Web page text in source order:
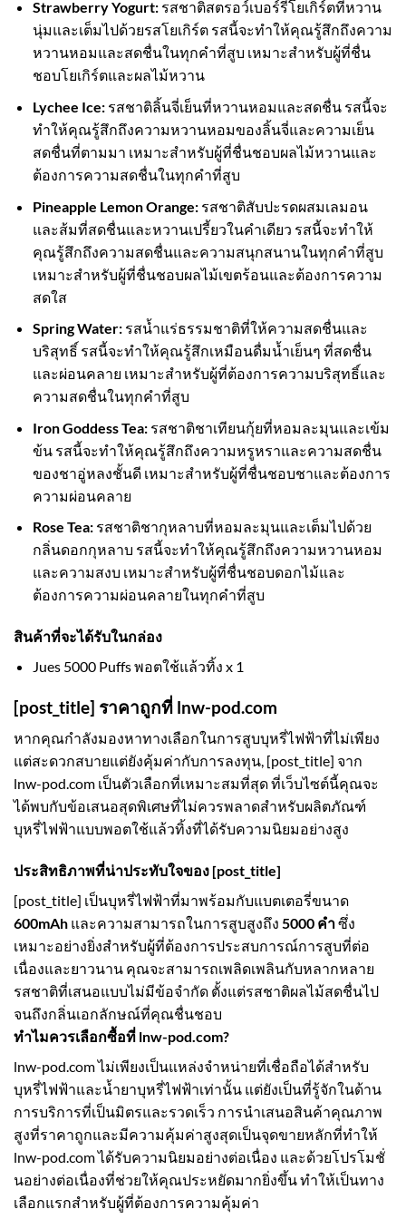
Strawberry Yogurt:รสชาติสตรอว์เบอร์รี่โยเกิร์ตที่หวาน
นุ่มและเต็มไปด้วยรสโยเกิร์ต รสนี้จะทำให้คุณรู้สึกถึงความ
หวานหอมและสดชื่นในทุกคำที่สูบ เหมาะสำหรับผู้ที่ชื่น
ชอบโยเกิร์ตและผลไม้หวาน
Lychee Ice:รสชาติลิ้นจี่เย็นที่หวานหอมและสดชื่น รสนี้จะ
ทำให้คุณรู้สึกถึงความหวานหอมของลิ้นจี่และความเย็น
สดชื่นที่ตามมา เหมาะสำหรับผู้ที่ชื่นชอบผลไม้หวานและ
ต้องการความสดชื่นในทุกคำที่สูบ
Pineapple Lemon Orange:รสชาติสับปะรดผสมเลมอน
และส้มที่สดชื่นและหวานเปรี้ยวในคำเดียว รสนี้จะทำให้
คุณรู้สึกถึงความสดชื่นและความสนุกสนานในทุกคำที่สูบ
เหมาะสำหรับผู้ที่ชื่นชอบผลไม้เขตร้อนและต้องการความ
สดใส
Spring Water:รสน้ำแร่ธรรมชาติที่ให้ความสดชื่นและ
บริสุทธิ์ รสนี้จะทำให้คุณรู้สึกเหมือนดื่มน้ำเย็นๆ ที่สดชื่น
และผ่อนคลาย เหมาะสำหรับผู้ที่ต้องการความบริสุทธิ์และ
ความสดชื่นในทุกคำที่สูบ
Iron Goddess Tea:รสชาติชาเทียนกุ้ยที่หอมละมุนและเข้ม
ข้น รสนี้จะทำให้คุณรู้สึกถึงความหรูหราและความสดชื่น
ของชาอู่หลงชั้นดี เหมาะสำหรับผู้ที่ชื่นชอบชาและต้องการ
ความผ่อนคลาย
Rose Tea:รสชาติชากุหลาบที่หอมละมุนและเต็มไปด้วย
กลิ่นดอกกุหลาบ รสนี้จะทำให้คุณรู้สึกถึงความหวานหอม
และความสงบ เหมาะสำหรับผู้ที่ชื่นชอบดอกไม้และ
ต้องการความผ่อนคลายในทุกคำที่สูบ
สินค้าที่จะได้รับในกล่อง
Jues 5000 Puffs พอตใช้แล้วทิ้ง x 1
[post_title] ราคาถูกที่ lnw-pod.com
หากคุณกำลังมองหาทางเลือกในการสูบบุหรี่ไฟฟ้าที่ไม่เพียง
แต่สะดวกสบายแต่ยังคุ้มค่ากับการลงทุน, [post_title] จาก
lnw-pod.com เป็นตัวเลือกที่เหมาะสมที่สุด ที่เว็บไซต์นี้คุณจะ
ได้พบกับข้อเสนอสุดพิเศษที่ไม่ควรพลาดสำหรับผลิตภัณฑ์
บุหรี่ไฟฟ้าแบบพอตใช้แล้วทิ้งที่ได้รับความนิยมอย่างสูง
ประสิทธิภาพที่น่าประทับใจของ [post_title]
[post_title] เป็นบุหรี่ไฟฟ้าที่มาพร้อมกับแบตเตอรี่ขนาด
600mAh และความสามารถในการสูบสูงถึง 5000 คำซึ่ง
เหมาะอย่างยิ่งสำหรับผู้ที่ต้องการประสบการณ์การสูบที่ต่อ
เนื่องและยาวนาน คุณจะสามารถเพลิดเพลินกับหลากหลาย
รสชาติที่เสนอแบบไม่มีข้อจำกัด ตั้งแต่รสชาติผลไม้สดชื่นไป
จนถึงกลิ่นเอกลักษณ์ที่คุณชื่นชอบ
ทำไมควรเลือกซื้อที่ lnw-pod.com?
lnw-pod.com ไม่เพียงเป็นแหล่งจำหน่ายที่เชื่อถือได้สำหรับ
บุหรี่ไฟฟ้าและน้ำยาบุหรี่ไฟฟ้าเท่านั้น แต่ยังเป็นที่รู้จักในด้าน
การบริการที่เป็นมิตรและรวดเร็ว การนำเสนอสินค้าคุณภาพ
สูงที่ราคาถูกและมีความคุ้มค่าสูงสุดเป็นจุดขายหลักที่ทำให้
lnw-pod.com ได้รับความนิยมอย่างต่อเนื่อง และด้วยโปรโมชั่
นอย่างต่อเนื่องที่ช่วยให้คุณประหยัดมากยิ่งขึ้น ทำให้เป็นทาง
เลือกแรกสำหรับผู้ที่ต้องการความคุ้มค่า